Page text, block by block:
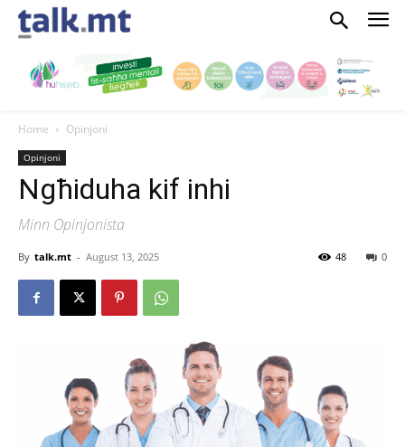
Home Opinjoni
Opinjoni
Ngħiduha kif inhi
Minn Opinjonista
By talk.mt - August 13, 2025 0
48